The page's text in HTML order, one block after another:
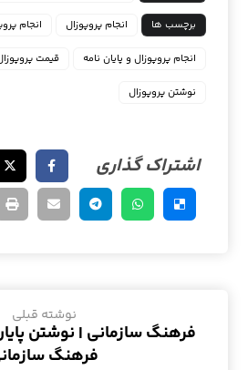
برچسب ها انجام پروپوزال انجام
انجام پروپوزال و پایان نامه قیمت
نوشتن پروپوزال
نوشته قبلی
فرهنگ سازمانی | نوشتن
فرهنگ